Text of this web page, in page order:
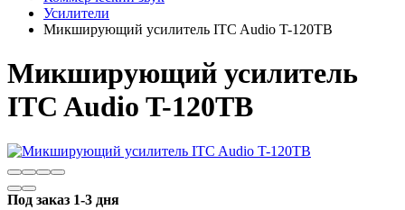
Усилители
Микширующий усилитель ITC Audio T-120TB
Микширующий усилитель
ITC Audio T-120TB
Под заказ 1-3 дня